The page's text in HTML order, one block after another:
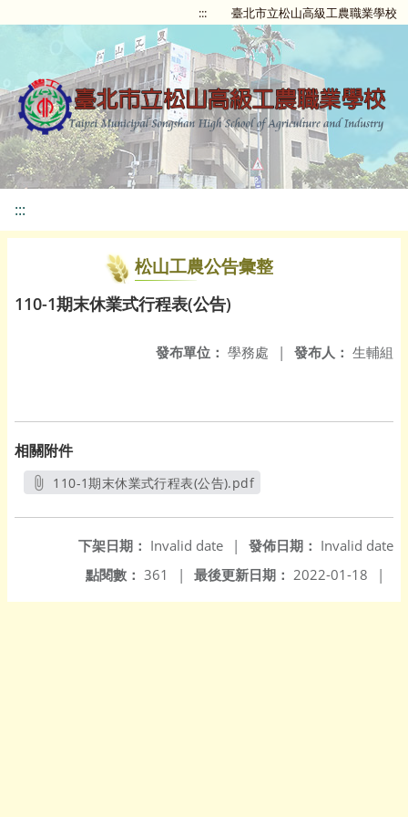
::: 臺北市立松山高級工農職業學校
:::
松山工農公告彙整
110-1期末休業式行程表(公告)
發布人： 生輔組
發布單位： 學務處 |
相關附件
110-1期末休業式行程表(公告).pdf
發佈日期： Invalid date
下架日期： Invalid date
|
最後更新日期： 2022-01-18 |
點閱數： 361 |